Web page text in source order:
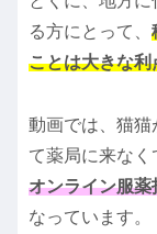
る方にとって、
ことは大きな利
動画では、猫猫
て薬局に来なく
オンライン服
なっています。